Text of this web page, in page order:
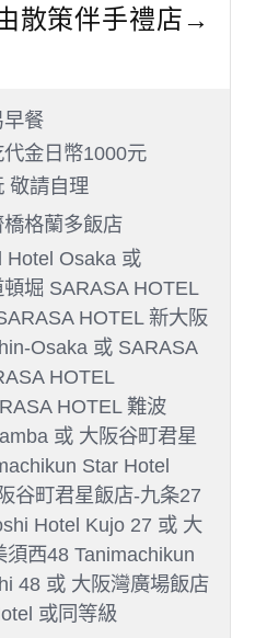
散策伴手禮店→
餐
金日幣1000元
敬請自理
格蘭多飯店
Hotel Osaka 或
堀 SARASA HOTEL
HOTEL 新大阪
Osaka 或 SARASA
HOTEL
HOTEL 難波
或 大阪谷町君星
Star Hotel
谷町君星飯店-九条27
Hotel Kujo 27 或 大
西48 Tanimachikun
48 或 大阪灣廣場飯店
或同等級